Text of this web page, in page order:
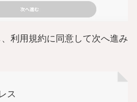
利用規約に同意して次へ進み
ス